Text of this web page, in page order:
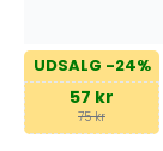
UDSALG -24%
57 kr
75 kr